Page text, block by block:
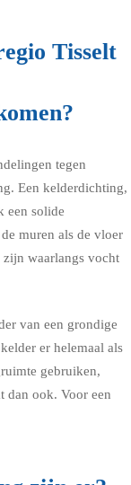
Tisselt
tegen
Een kelderdichting,
een solide
muren als de vloer
zijn waarlangs vocht
van een grondige
er helemaal als
gebruiken,
dan ook. Voor een